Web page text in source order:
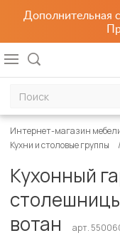
Дополнительная
Интернет-магазин
Кухни и столовые группы
Кухонный
вотан
арт.